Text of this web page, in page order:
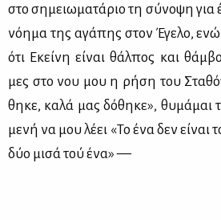
στο ση­μειω­μα­τά­ριο τη σύ­νο­ψη για
νό­η­μα της αγά­πης στον Έγε­λο,
ότι Εκεί­νη εί­ναι θάλ­πος και
μες στο νου μου η ρή­ση του
θη­κε, κα­λά μας δό­θη­κε», θυ­μά­μαι
με­νή να μου λέ­ει «Το ένα δεν εί­ναι
δύο μι­σά τού ένα» —